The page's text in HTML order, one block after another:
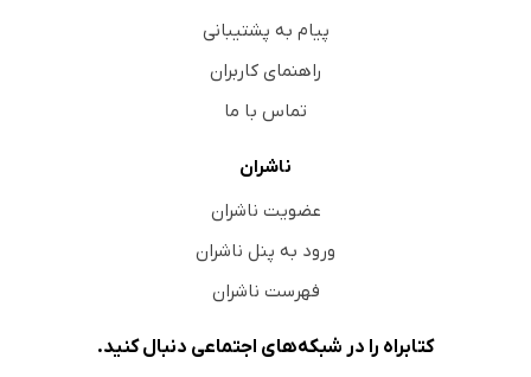
پیام به پشتیبانی
راهنمای کاربران
تماس با ما
ناشران
عضویت ناشران
ورود به پنل ناشران
فهرست ناشران
کتابراه را در شبکه‌های اجتماعی دنبال کنید.